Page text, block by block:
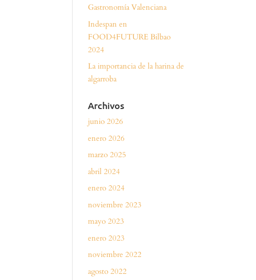
Gastronomía Valenciana
Indespan en
FOOD4FUTURE Bilbao
2024
La importancia de la harina de
algarroba
Archivos
junio 2026
enero 2026
marzo 2025
abril 2024
enero 2024
noviembre 2023
mayo 2023
enero 2023
noviembre 2022
agosto 2022